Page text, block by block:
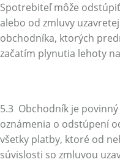
Spotrebiteľ môže
alebo od zmluvy
obchodníka, ktorých
začatím plynutia lehoty
5.3 Obchodník je
oznámenia o odstúpení
všetky platby, ktoré od
súvislosti so zmluvou